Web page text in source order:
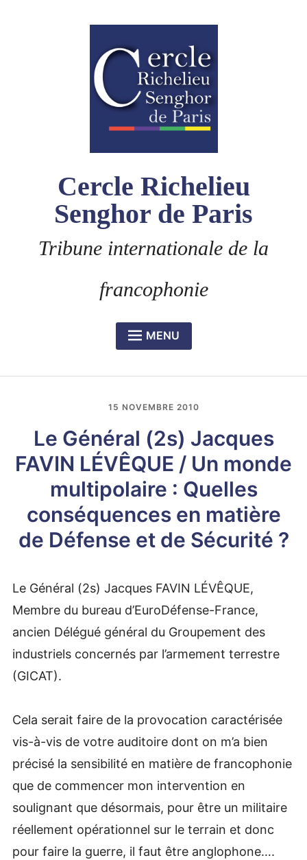
Cercle Richelieu
Senghor de Paris
Tribune internationale de la
francophonie
MENU
child
LE PRIX RICHELIEU SENGHOR
15 NOVEMBRE 2010
Le Général (2s) Jacques
FAVIN LÉVÊQUE / Un monde
multipolaire : Quelles
conséquences en matière
de Défense et de Sécurité ?
Le Général (2s) Jacques FAVIN LÉVÊQUE,
Membre du bureau d’EuroDéfense-France,
ancien Délégué général du Groupement des
industriels concernés par l’armement terrestre
(GICAT).
Cela serait faire de la provocation caractérisée
vis-à-vis de votre auditoire dont on m’a bien
précisé la sensibilité en matière de francophonie
que de commencer mon intervention en
soulignant que désormais, pour être un militaire
réellement opérationnel sur le terrain et donc
pour faire la guerre, il faut être anglophone….